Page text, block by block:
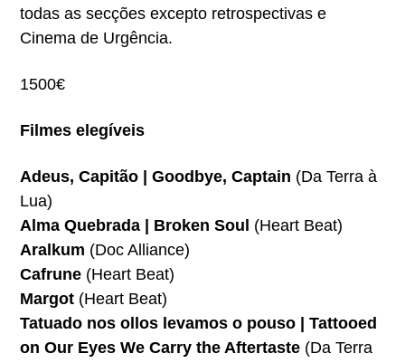
todas as secções excepto retrospectivas e
Cinema de Urgência.
1500€
Filmes elegíveis
Adeus, Capitão | Goodbye, Captain (Da Terra à
Lua)
Alma Quebrada | Broken Soul (Heart Beat)
Aralkum (Doc Alliance)
Cafrune (Heart Beat)
Margot (Heart Beat)
Tatuado nos ollos levamos o pouso | Tattooed
on Our Eyes We Carry the Aftertaste (Da Terra